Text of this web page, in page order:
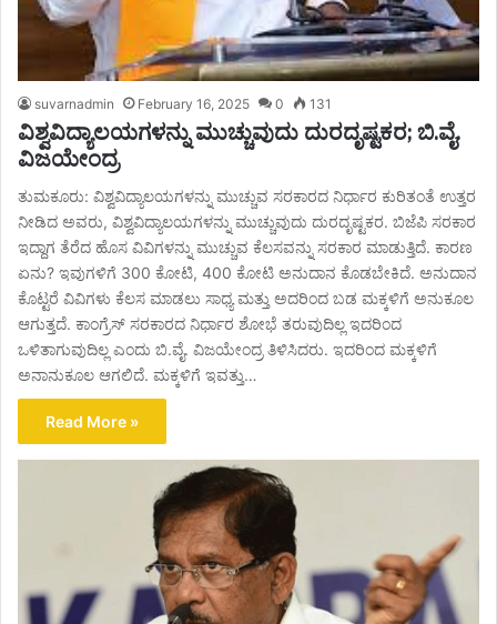
suvarnadmin February 16, 2025 0 131
ವಿಶ್ವವಿದ್ಯಾಲಯಗಳನ್ನು ಮುಚ್ಚುವುದು ದುರದೃಷ್ಟಕರ; ಬಿ.ವೈ.
ವಿಜಯೇಂದ್ರ
ತುಮಕೂರು: ವಿಶ್ವವಿದ್ಯಾಲಯಗಳನ್ನು ಮುಚ್ಚುವ ಸರಕಾರದ ನಿರ್ಧಾರ ಕುರಿತಂತೆ ಉತ್ತರ
ನೀಡಿದ ಅವರು, ವಿಶ್ವವಿದ್ಯಾಲಯಗಳನ್ನು ಮುಚ್ಚುವುದು ದುರದೃಷ್ಟಕರ. ಬಿಜೆಪಿ ಸರಕಾರ
ಇದ್ದಾಗ ತೆರೆದ ಹೊಸ ವಿವಿಗಳನ್ನು ಮುಚ್ಚುವ ಕೆಲಸವನ್ನು ಸರಕಾರ ಮಾಡುತ್ತಿದೆ. ಕಾರಣ
ಏನು? ಇವುಗಳಿಗೆ 300 ಕೋಟಿ, 400 ಕೋಟಿ ಅನುದಾನ ಕೊಡಬೇಕಿದೆ. ಅನುದಾನ
ಕೊಟ್ಟರೆ ವಿವಿಗಳು ಕೆಲಸ ಮಾಡಲು ಸಾಧ್ಯ ಮತ್ತು ಅದರಿಂದ ಬಡ ಮಕ್ಕಳಿಗೆ ಅನುಕೂಲ
ಆಗುತ್ತದೆ. ಕಾಂಗ್ರೆಸ್ ಸರಕಾರದ ನಿರ್ಧಾರ ಶೋಭೆ ತರುವುದಿಲ್ಲ ಇದರಿಂದ
ಒಳಿತಾಗುವುದಿಲ್ಲ ಎಂದು ಬಿ.ವೈ. ವಿಜಯೇಂದ್ರ ತಿಳಿಸಿದರು. ಇದರಿಂದ ಮಕ್ಕಳಿಗೆ
ಅನಾನುಕೂಲ ಆಗಲಿದೆ. ಮಕ್ಕಳಿಗೆ ಇವತ್ತು…
Read More »